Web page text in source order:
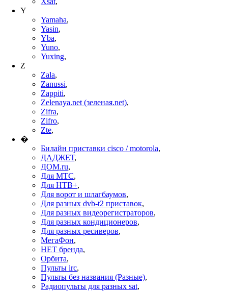
Y
Yamaha,
Yasin,
Yba,
Yuno,
Yuxing,
Z
Zala,
Zanussi,
Zappiti,
Zelenaya.net (зеленая.net),
Zifra,
Zifro,
Zte,
�
Билайн приставки cisco / motorola,
ДАДЖЕТ,
ДОМ.ru,
Для МТС,
Для НТВ+,
Для ворот и шлагбаумов,
Для разных dvb-t2 приставок,
Для разных видеорегистраторов,
Для разных кондиционеров,
Для разных ресиверов,
МегаФон,
НЕТ бренда,
Орбита,
Пульты irc,
Пульты без названия (Разные),
Радиопульты для разных sat,